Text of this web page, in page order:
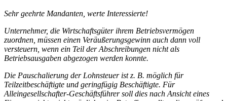
Sehr geehrte Mandanten, werte Interessierte!
Unternehmer, die Wirtschaftsgüter ihrem Betriebsvermögen
zuordnen, müssen einen Veräußerungsgewinn auch dann voll
versteuern, wenn ein Teil der Abschreibungen nicht als
Betriebsausgaben abgezogen werden konnte.
Die Pauschalierung der Lohnsteuer ist z. B. möglich für
Teilzeitbeschäftigte und geringfügig Beschäftigte. Für
Alleingesellschafter-Geschäftsführer soll dies nach Ansicht eines